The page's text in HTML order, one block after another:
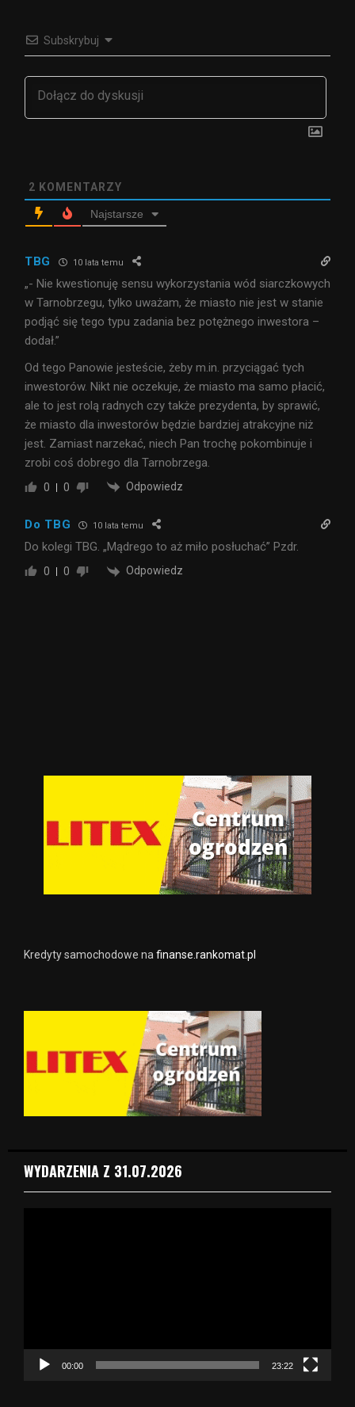
Subskrybuj
2 KOMENTARZY
Najstarsze
TBG 10 lata temu
„- Nie kwestionuję sensu wykorzystania wód siarczkowych
w Tarnobrzegu, tylko uważam, że miasto nie jest w stanie
podjąć się tego typu zadania bez potężnego inwestora –
dodał.”
Od tego Panowie jesteście, żeby m.in. przyciągać tych
inwestorów. Nikt nie oczekuje, że miasto ma samo płacić,
ale to jest rolą radnych czy także prezydenta, by sprawić,
że miasto dla inwestorów będzie bardziej atrakcyjne niż
jest. Zamiast narzekać, niech Pan trochę pokombinuje i
zrobi coś dobrego dla Tarnobrzega.
0 0 Odpowiedz
Do TBG 10 lata temu
Do kolegi TBG. „Mądrego to aż miło posłuchać” Pzdr.
0 0 Odpowiedz
Kredyty samochodowe na finanse.rankomat.pl
WYDARZENIA Z 31.07.2026
c
00:00 23:22